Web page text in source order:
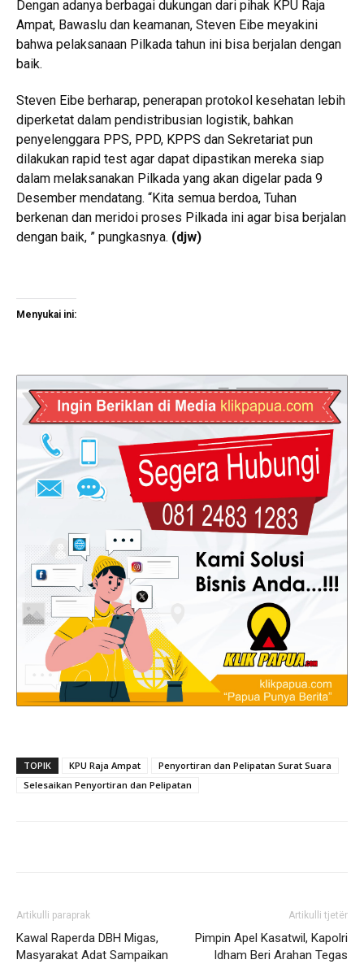
Dengan adanya berbagai dukungan dari pihak KPU Raja
Ampat, Bawaslu dan keamanan, Steven Eibe meyakini
bahwa pelaksanaan Pilkada tahun ini bisa berjalan dengan
baik.
Steven Eibe berharap, penerapan protokol kesehatan lebih
diperketat dalam pendistribusian logistik, bahkan
penyelenggara PPS, PPD, KPPS dan Sekretariat pun
dilakukan rapid test agar dapat dipastikan mereka siap
dalam melaksanakan Pilkada yang akan digelar pada 9
Desember mendatang. “Kita semua berdoa, Tuhan
berkenan dan meridoi proses Pilkada ini agar bisa berjalan
dengan baik, ” pungkasnya. (djw)
Menyukai ini:
TOPIK KPU Raja Ampat
Penyortiran dan Pelipatan Surat Suara
Selesaikan Penyortiran dan Pelipatan
Artikulli paraprak
Kawal Raperda DBH Migas,
Masyarakat Adat Sampaikan
Artikulli tjetër
Pimpin Apel Kasatwil, Kapolri
Idham Beri Arahan Tegas